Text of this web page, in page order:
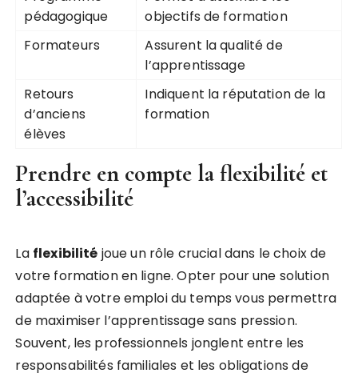
pédagogique
objectifs de formation
Formateurs
Assurent la qualité de
l’apprentissage
Retours
d’anciens
élèves
Indiquent la réputation de la
formation
Prendre en compte la flexibilité et
l’accessibilité
La flexibilité joue un rôle crucial dans le choix de
votre formation en ligne. Opter pour une solution
adaptée à votre emploi du temps vous permettra
de maximiser l’apprentissage sans pression.
Souvent, les professionnels jonglent entre les
responsabilités familiales et les obligations de